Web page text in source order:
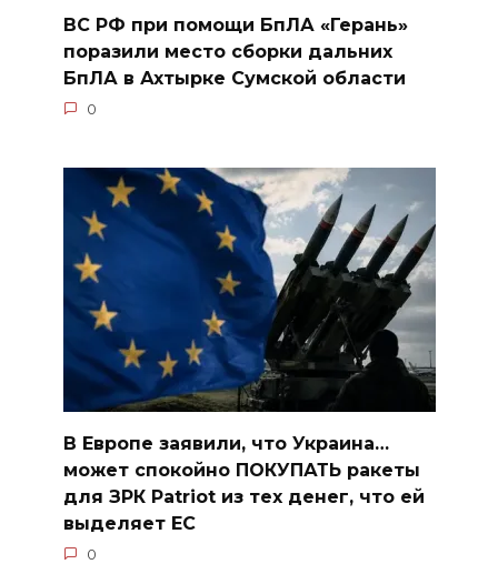
ВС РФ при помощи БпЛА «Герань»
поразили место сборки дальних
БпЛА в Ахтырке Сумской области
0
В Европе заявили, что Украина…
может спокойно ПОКУПАТЬ ракеты
для ЗРК Patriot из тех денег, что ей
выделяет ЕС
0